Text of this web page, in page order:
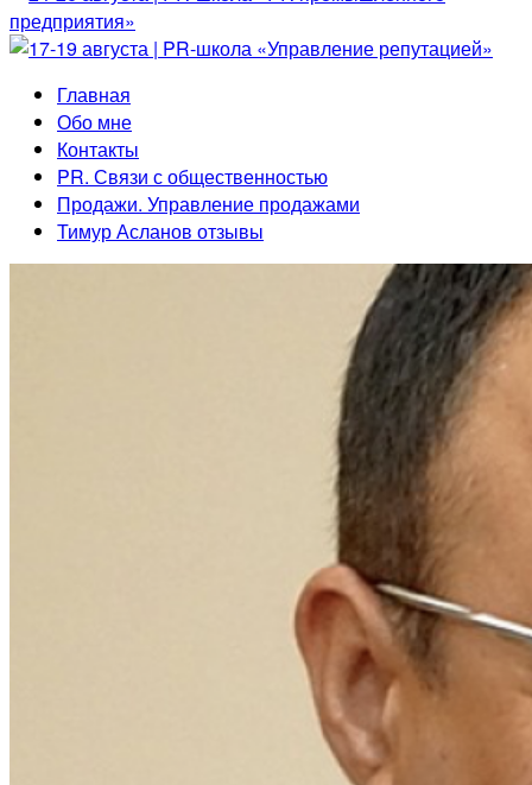
Главная
Обо мне
Контакты
PR. Связи с общественностью
Продажи. Управление продажами
Тимур Асланов отзывы